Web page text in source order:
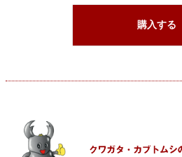
購入する